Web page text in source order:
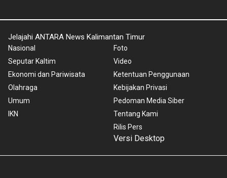
Jelajahi ANTARA News Kalimantan Timur
Nasional
Seputar Kaltim
Ekonomi dan Pariwisata
Olahraga
Umum
IKN
Foto
Video
Ketentuan Penggunaan
Kebijakan Privasi
Pedoman Media Siber
Tentang Kami
Rilis Pers
Versi Desktop